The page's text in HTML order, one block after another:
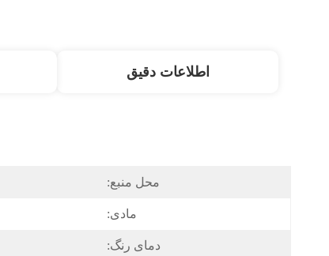
اطلاعات دقیق
محل منبع:
مادی:
دمای رنگ: